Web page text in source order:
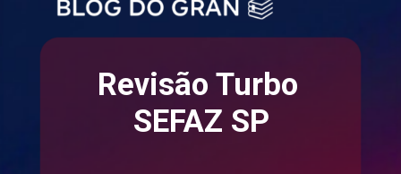
Revisão Turbo
SEFAZ SP